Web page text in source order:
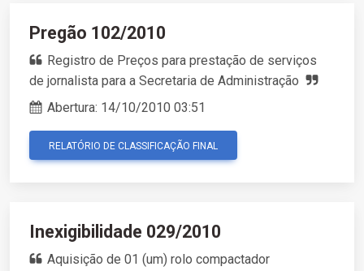
Pregão 102/2010
Registro de Preços para prestação de serviços
de jornalista para a Secretaria de Administração
Abertura: 14/10/2010 03:51
RELATÓRIO DE CLASSIFICAÇÃO FINAL
Inexigibilidade 029/2010
Aquisição de 01 (um) rolo compactador